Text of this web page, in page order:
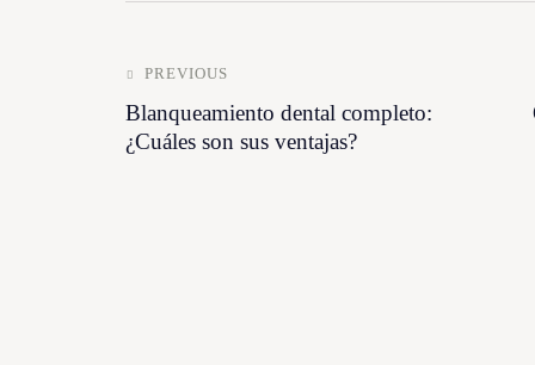
PREVIOUS
Blanqueamiento dental completo:
¿Cuáles son sus ventajas?